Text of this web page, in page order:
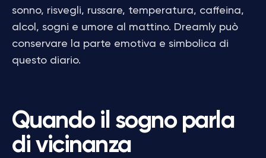
sonno, risvegli, russare, temperatura, caffeina,
alcol, sogni e umore al mattino. Dreamly può
conservare la parte emotiva e simbolica di
questo diario.
Quando il sogno parla
di vicinanza